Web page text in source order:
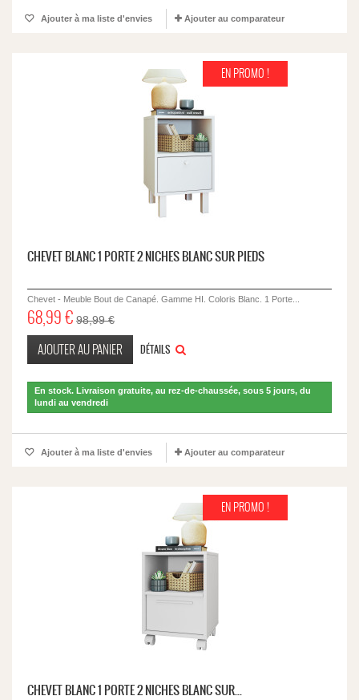
Ajouter à ma liste d'envies Ajouter au comparateur
EN PROMO !
CHEVET BLANC 1 PORTE 2 NICHES BLANC SUR PIEDS
Chevet - Meuble Bout de Canapé. Gamme HI. Coloris Blanc. 1 Porte...
68,99 € 98,99 €
AJOUTER AU PANIER DÉTAILS
En stock. Livraison gratuite, au rez-de-chaussée, sous 5 jours, du
lundi au vendredi
Ajouter à ma liste d'envies Ajouter au comparateur
EN PROMO !
CHEVET BLANC 1 PORTE 2 NICHES BLANC SUR...